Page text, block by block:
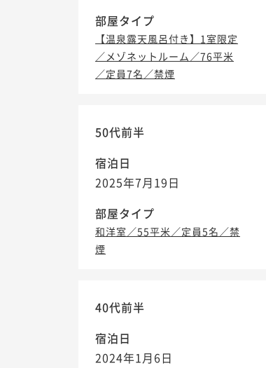
部屋タイプ
【温泉露天風呂付き】1室限定
／メゾネットルーム／76平米
／定員7名／禁煙
50代前半
宿泊日
2025年7月19日
部屋タイプ
和洋室／55平米／定員5名／禁
煙
40代前半
宿泊日
2024年1月6日